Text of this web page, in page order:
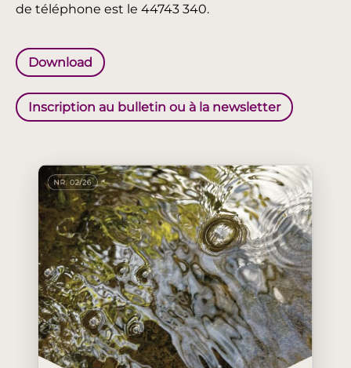
de téléphone est le 44743 340.
Download
Inscription au bulletin ou à la newsletter